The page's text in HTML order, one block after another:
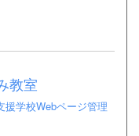
教室
援学校Webページ管理